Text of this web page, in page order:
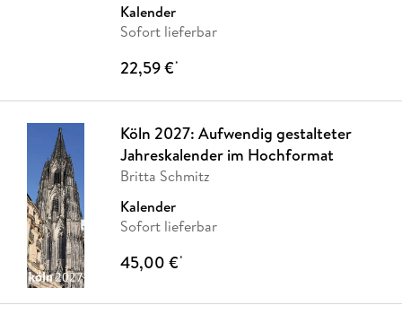
Kalender
Sofort lieferbar
22,59 €*
Köln 2027: Aufwendig gestalteter
Jahreskalender im Hochformat
Britta Schmitz
Kalender
Sofort lieferbar
45,00 €*